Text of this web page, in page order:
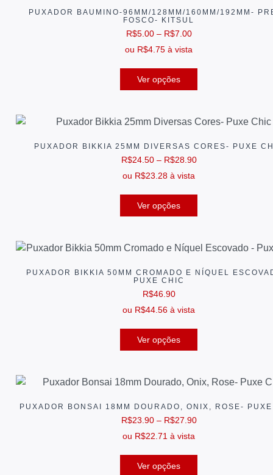
PUXADOR BAUMINO-96MM/128MM/160MM/192MM-
FOSCO- KITSUL
R$5.00 – R$7.00
ou R$4.75 à vista
Ver opções
PUXADOR BIKKIA 25MM DIVERSAS CORES- PUXE
R$24.50 – R$28.90
ou R$23.28 à vista
Ver opções
PUXADOR BIKKIA 50MM CROMADO E NÍQUEL
PUXE CHIC
R$46.90
ou R$44.56 à vista
Ver opções
PUXADOR BONSAI 18MM DOURADO, ONIX, ROSE-
R$23.90 – R$27.90
ou R$22.71 à vista
Ver opções